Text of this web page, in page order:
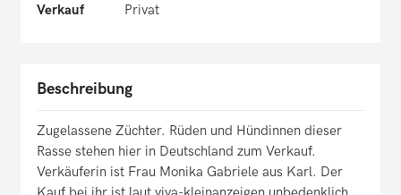
Verkauf
Privat
Beschreibung
Zugelassene Züchter. Rüden und Hündinnen dieser
Rasse stehen hier in Deutschland zum Verkauf.
Verkäuferin ist Frau Monika Gabriele aus Karl. Der